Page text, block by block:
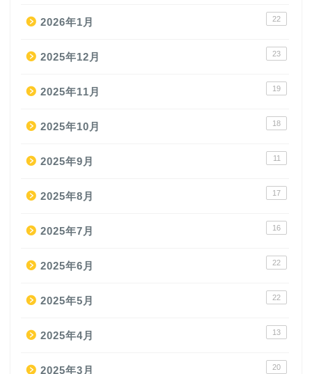
2026年1月 22
2025年12月 23
2025年11月 19
2025年10月 18
2025年9月 11
2025年8月 17
2025年7月 16
2025年6月 22
2025年5月 22
2025年4月 13
2025年3月 20